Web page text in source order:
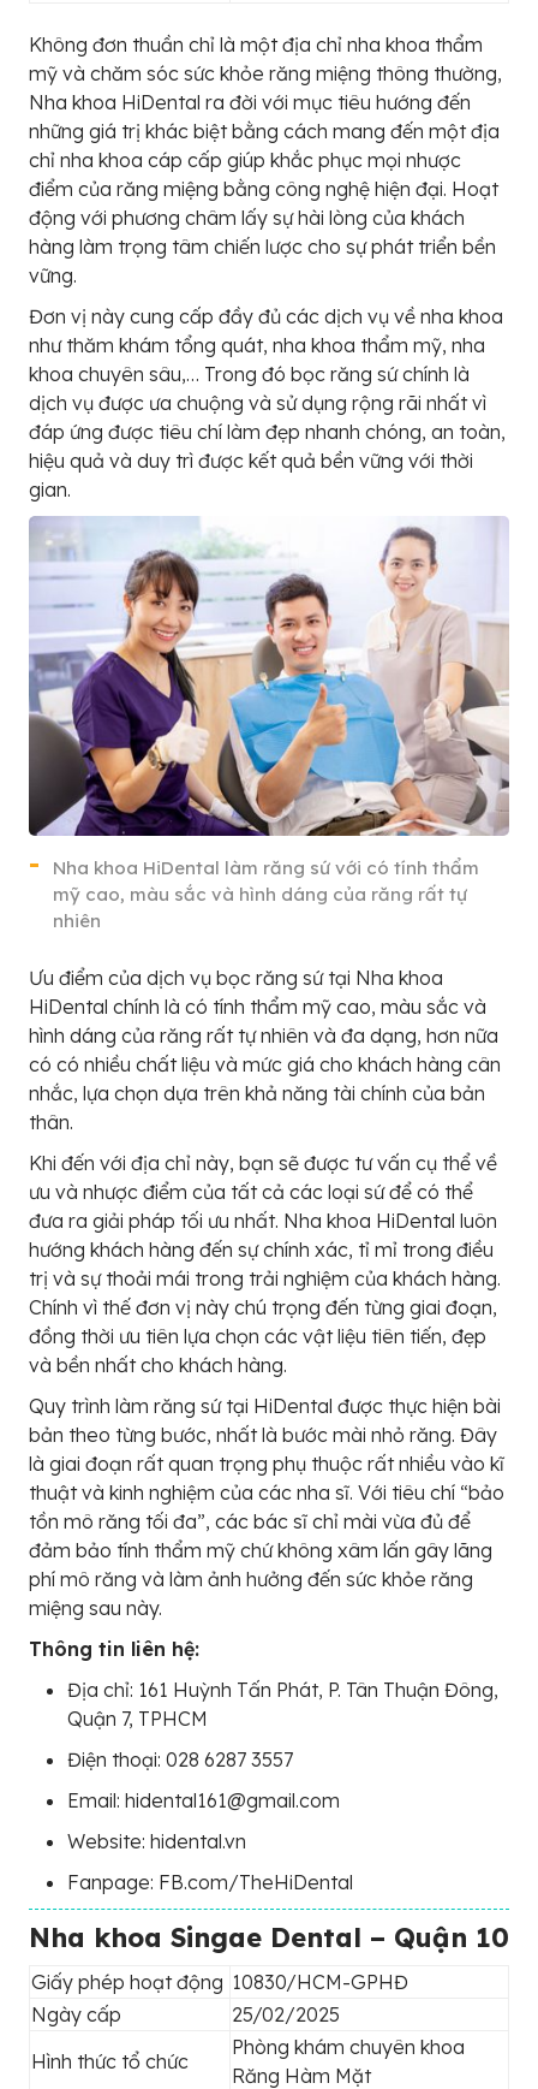
Không đơn thuần chỉ là một địa chỉ nha khoa thẩm
mỹ và chăm sóc sức khỏe răng miệng thông thường,
Nha khoa HiDental ra đời với mục tiêu hướng đến
những giá trị khác biệt bằng cách mang đến một địa
chỉ nha khoa cáp cấp giúp khắc phục mọi nhược
điểm của răng miệng bằng công nghệ hiện đại. Hoạt
động với phương châm lấy sự hài lòng của khách
hàng làm trọng tâm chiến lược cho sự phát triển bền
vững.
Đơn vị này cung cấp đầy đủ các dịch vụ về nha khoa
như thăm khám tổng quát, nha khoa thẩm mỹ, nha
khoa chuyên sâu,… Trong đó bọc răng sứ chính là
dịch vụ được ưa chuộng và sử dụng rộng rãi nhất vì
đáp ứng được tiêu chí làm đẹp nhanh chóng, an toàn,
hiệu quả và duy trì được kết quả bền vững với thời
gian.
Nha khoa HiDental làm răng sứ với có tính thẩm
mỹ cao, màu sắc và hình dáng của răng rất tự
nhiên
Ưu điểm của dịch vụ bọc răng sứ tại Nha khoa
HiDental chính là có tính thẩm mỹ cao, màu sắc và
hình dáng của răng rất tự nhiên và đa dạng, hơn nữa
có có nhiều chất liệu và mức giá cho khách hàng cân
nhắc, lựa chọn dựa trên khả năng tài chính của bản
thân.
Khi đến với địa chỉ này, bạn sẽ được tư vấn cụ thể về
ưu và nhược điểm của tất cả các loại sứ để có thể
đưa ra giải pháp tối ưu nhất. Nha khoa HiDental luôn
hướng khách hàng đến sự chính xác, tỉ mỉ trong điều
trị và sự thoải mái trong trải nghiệm của khách hàng.
Chính vì thế đơn vị này chú trọng đến từng giai đoạn,
đồng thời ưu tiên lựa chọn các vật liệu tiên tiến, đẹp
và bền nhất cho khách hàng.
Quy trình làm răng sứ tại HiDental được thực hiện bài
bản theo từng bước, nhất là bước mài nhỏ răng. Đây
là giai đoạn rất quan trọng phụ thuộc rất nhiều vào kĩ
thuật và kinh nghiệm của các nha sĩ. Với tiêu chí “bảo
tồn mô răng tối đa”, các bác sĩ chỉ mài vừa đủ để
đảm bảo tính thẩm mỹ chứ không xâm lấn gây lãng
phí mô răng và làm ảnh hưởng đến sức khỏe răng
miệng sau này.
Thông tin liên hệ:
Địa chỉ: 161 Huỳnh Tấn Phát, P. Tân Thuận Đông,
Quận 7, TPHCM
Điện thoại: 028 6287 3557
Email: hidental161@gmail.com
Website: hidental.vn
Fanpage: FB.com/TheHiDental
Nha khoa Singae Dental – Quận 10
Giấy phép hoạt động 10830/HCM-GPHĐ
Ngày cấp
25/02/2025
Hình thức tổ chức
Phòng khám chuyên khoa
Răng Hàm Mặt